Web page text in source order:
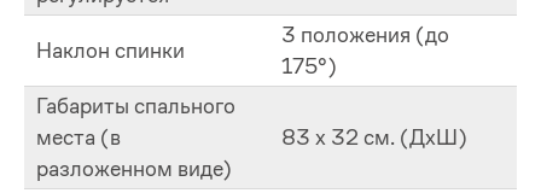
Наклон спинки
3 положения (до
175°)
Габариты спального
места (в
разложенном виде)
83 х 32 см. (ДxШ)